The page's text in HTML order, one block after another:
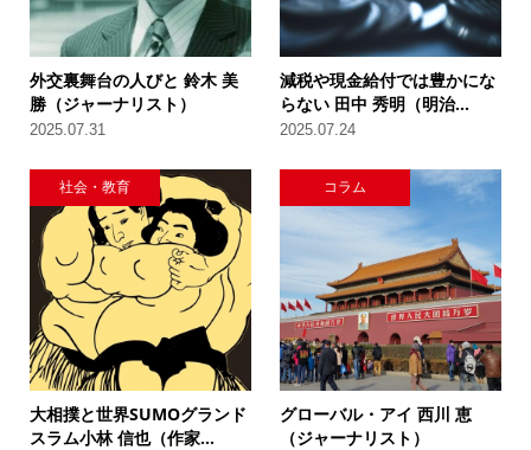
外交裏舞台の人びと 鈴木 美
勝（ジャーナリスト）
2025.07.31
減税や現金給付では豊かにな
らない 田中 秀明（明治...
2025.07.24
社会・教育
大相撲と世界SUMOグランド
スラム小林 信也（作家...
コラム
グローバル・アイ 西川 恵
（ジャーナリスト）